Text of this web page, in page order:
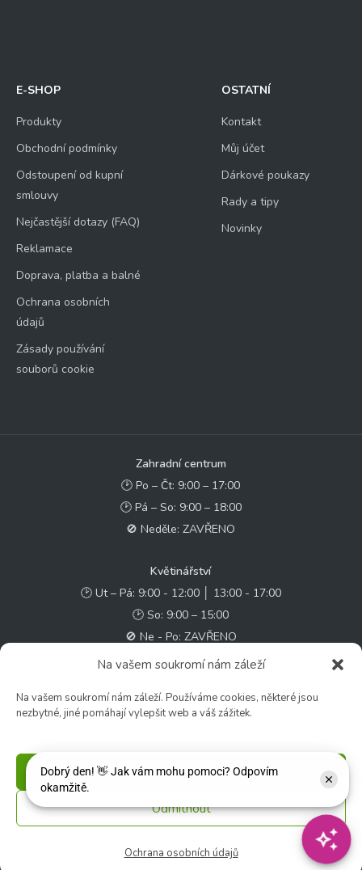
Na vašem soukromí nám záleží
Na vašem soukromí nám záleží. Používáme cookies, některé jsou
nezbytné, jiné pomáhají vylepšit web a váš zážitek.
Příjmout
Odmítnout
Ochrana osobních údajů
E-SHOP
Produkty
Obchodní podmínky
Odstoupení od kupní
smlouvy
Nejčastější dotazy (FAQ)
Reklamace
Doprava, platba a balné
Ochrana osobních
údajů
Zásady používání
souborů cookie
OSTATNÍ
Kontakt
Můj účet
Dárkové poukazy
Rady a tipy
Novinky
Zahradní centrum
🕑 Po – Čt: 9:00 – 17:00
🕑 Pá – So: 9:00 – 18:00
🚫 Neděle: ZAVŘENO
Květinářství
🕑 Ut – Pá: 9:00 - 12:00 │ 13:00 - 17:00
🕑 So: 9:00 – 15:00
🚫 Ne - Po: ZAVŘENO
✉️ e-shop@zcstrakovo.cz
© 2026 Zahradní centrum "Strakovo" s.r.o. – Všechna práva vyhrazena. |
Vytvořilo
inetio s. r. o.